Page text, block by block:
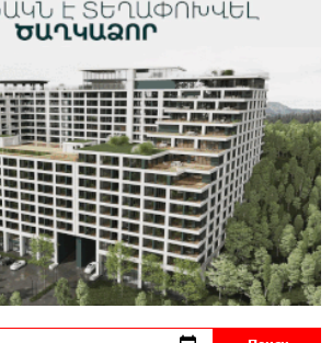
энергии
и FPWC обеспечат круглосуточный
дикой природы в Гнишике с
энергии
3-08-2026
и IDBank - рядом со стартапами на
Startup Summit
3-08-2026
приложении Юнибанка теперь